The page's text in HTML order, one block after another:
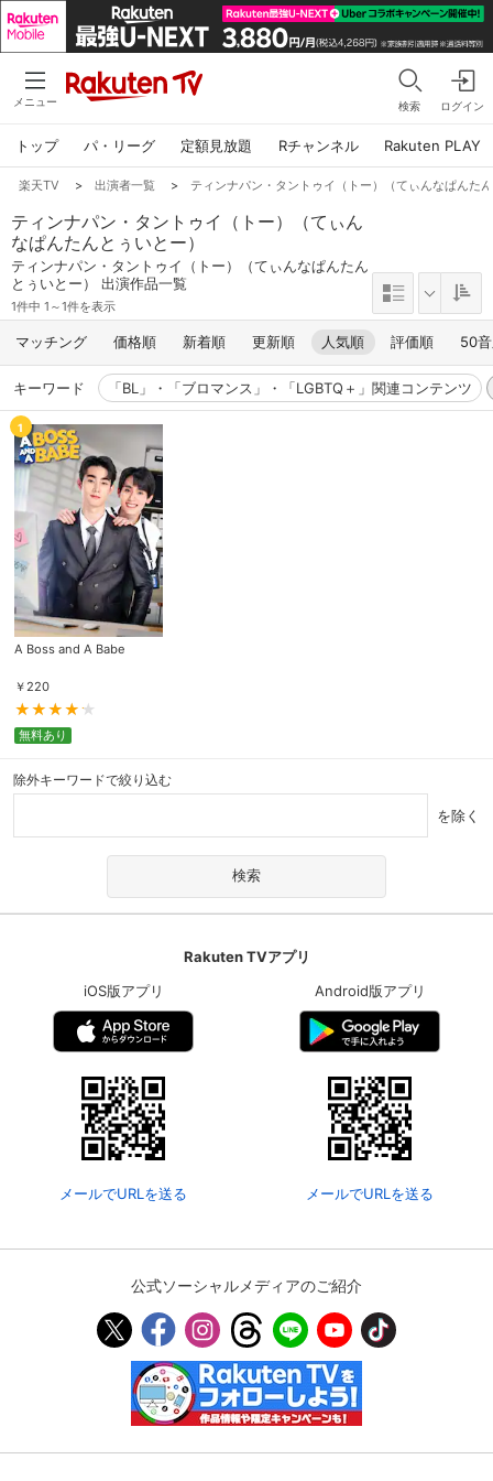
メニュー 検索 ログイン
トップ パ・リーグ 定額見放題 Rチャンネル Rakuten PLAY
楽天TV > 出演者一覧 > ティンナパン・タントゥイ（トー）（てぃんなぱんた
ティンナパン・タントゥイ（トー）（てぃん
なぱんたんとぅいとー）
ティンナパン・タントゥイ（トー）（てぃんなぱんたん
とぅいとー） 出演作品一覧
1件中 1～1件を表示
マッチング 価格順 新着順 更新順 人気順 評価順 50
キーワード 「BL」・「ブロマンス」・「LGBTQ＋」関連コンテンツ
1
A Boss and A Babe
￥ 220
無料あり
除外キーワードで絞り込む
を除く
Rakuten TVアプリ
iOS版アプリ
メールでURLを送る
Android版アプリ
メールでURLを送る
公式ソーシャルメディアのご紹介